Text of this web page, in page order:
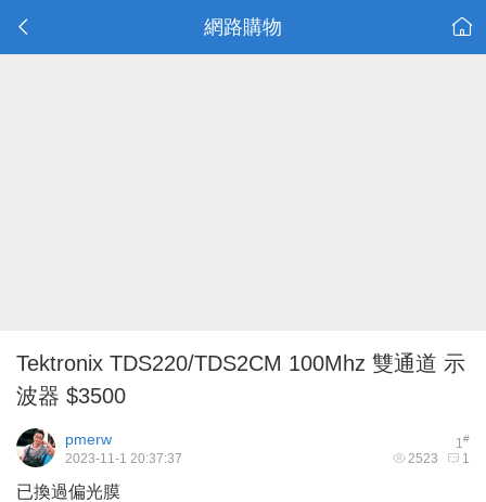
網路購物
Tektronix TDS220/TDS2CM 100Mhz 雙通道 示
波器 $3500
1#
pmerw
2523 1
2023-11-1 20:37:37
已換過偏光膜